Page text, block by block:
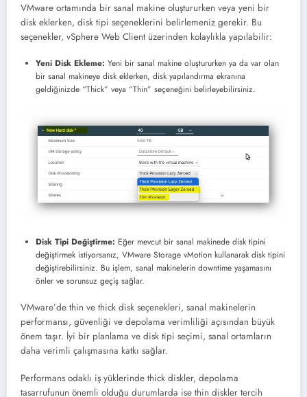
VMware ortamında bir sanal makine oluştururken veya yeni bir
disk eklerken, disk tipi seçeneklerini belirlemeniz gerekir. Bu
seçenekler, vSphere Web Client üzerinden kolaylıkla yapılabilir:
Yeni Disk Ekleme: Yeni bir sanal makine oluştururken ya da var olan
bir sanal makineye disk eklerken, disk yapılandırma ekranına
geldiğinizde “Thick” veya “Thin” seçeneğini belirleyebilirsiniz.
Disk Tipi Değiştirme: Eğer mevcut bir sanal makinede disk tipini
değiştirmek istiyorsanız, VMware Storage vMotion kullanarak disk tipini
değiştirebilirsiniz. Bu işlem, sanal makinelerin downtime yaşamasını
önler ve sorunsuz geçiş sağlar.
VMware’de thin ve thick disk seçenekleri, sanal makinelerin
performansı, güvenliği ve depolama verimliliği açısından büyük
önem taşır. İyi bir planlama ve disk tipi seçimi, sanal ortamların
daha verimli çalışmasına katkı sağlar.
Performans odaklı iş yüklerinde thick diskler, depolama
tasarrufunun önemli olduğu durumlarda ise thin diskler tercih